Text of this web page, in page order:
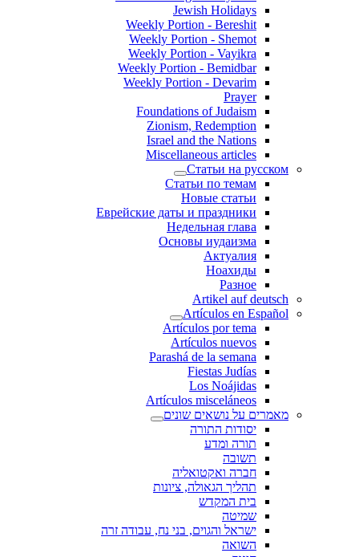
Jewish Holidays
Weekly Portion - Bereshit
Weekly Portion - Shemot
Weekly Portion - Vayikra
Weekly Portion - Bemidbar
Weekly Portion - Devarim
Prayer
Foundations of Judaism
Zionism, Redemption
Israel and the Nations
Miscellaneous articles
Статьи на русском
Статьи по темам
Новые статьи
Еврейские даты и праздники
Недельная глава
Основы иудаизма
Актуалия
Ноахиды
Разное
Artikel auf deutsch
Artículos en Español
Artículos por tema
Artículos nuevos
Parashá de la semana
Fiestas Judías
Los Noájidas
Artículos misceláneos
מאמרים על נושאים שונים
יסודות התורה
תורה ומדע
תשובה
חברה ואקטואליה
תהליך הגאולה, ציונות
בית המקדש
שמיטה
ישראל והגוים, בני נח, עבודה זרה
השואה